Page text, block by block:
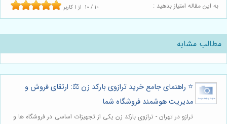
به این مقاله امتیاز بدهید : 10 / 10 از1 کاربر
مطالب مشابه
⭐️ راهنمای جامع خرید ترازوی بارکد زن ⚖️: ارتقای فروش و
مدیریت هوشمند فروشگاه شما
ترازو در تهران - ترازوی بارکد زن یکی از تجهیزات اساسی در فروشگاه ها و